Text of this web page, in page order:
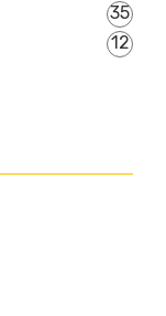
35
12